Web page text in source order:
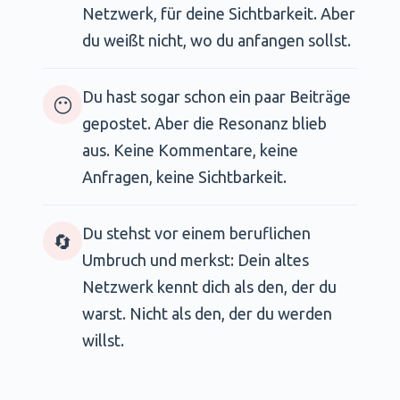
Netzwerk, für deine Sichtbarkeit. Aber
du weißt nicht, wo du anfangen sollst.
😶
Du hast sogar schon ein paar Beiträge
gepostet. Aber die Resonanz blieb
aus. Keine Kommentare, keine
Anfragen, keine Sichtbarkeit.
🔄
Du stehst vor einem beruflichen
Umbruch und merkst: Dein altes
Netzwerk kennt dich als den, der du
warst. Nicht als den, der du werden
willst.